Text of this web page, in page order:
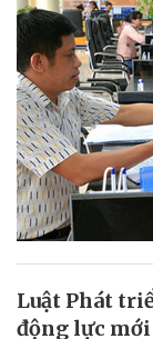
Luật Phát
động lực